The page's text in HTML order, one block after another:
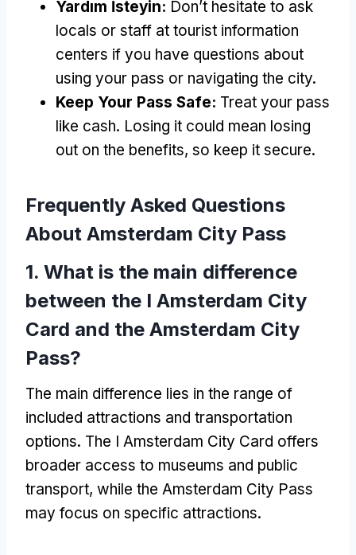
Yardım İsteyin: Don’t hesitate to ask
locals or staff at tourist information
centers if you have questions about
using your pass or navigating the city.
Keep Your Pass Safe: Treat your pass
like cash. Losing it could mean losing
out on the benefits, so keep it secure.
Frequently Asked Questions
About Amsterdam City Pass
1. What is the main difference
between the I Amsterdam City
Card and the Amsterdam City
Pass?
The main difference lies in the range of
included attractions and transportation
options. The I Amsterdam City Card offers
broader access to museums and public
transport, while the Amsterdam City Pass
may focus on specific attractions.